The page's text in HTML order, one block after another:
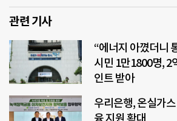
관련 기사
“에너지 아꼈더니
시민 1만1800명, 2
인트 받아
우리은행, 온실가
융 지원 확대